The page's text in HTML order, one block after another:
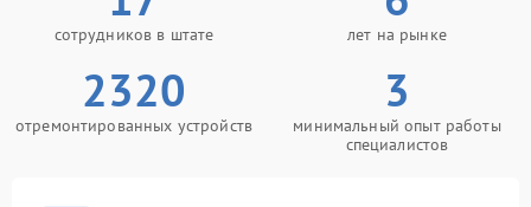
сотрудников в штате лет на рынке
2320
отремонтированных устройств
3
минимальный опыт работы
специалистов